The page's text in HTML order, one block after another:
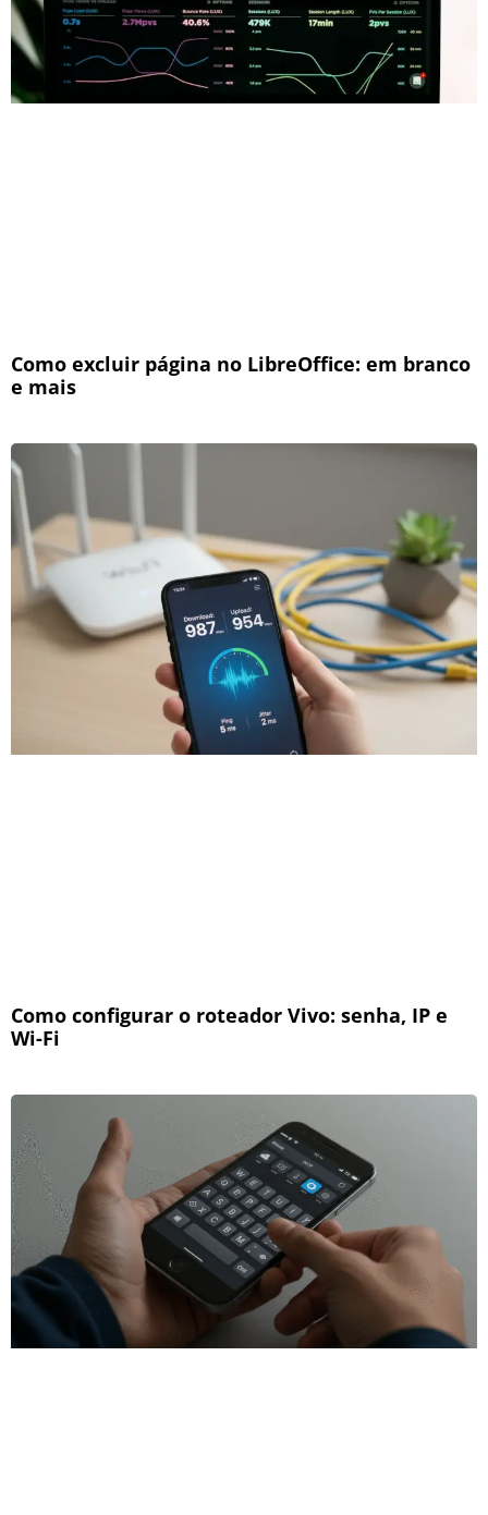
Como excluir página no LibreOffice: em branco
e mais
Como configurar o roteador Vivo: senha, IP e
Wi-Fi